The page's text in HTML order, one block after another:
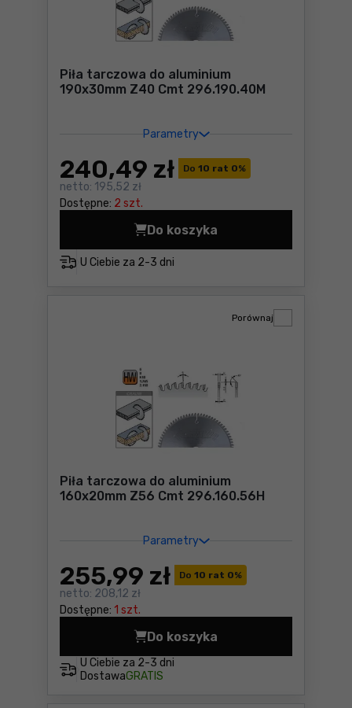
Piła tarczowa do aluminium
190x30mm Z40 Cmt 296.190.40M
Parametry
Do 10 rat 0%
240,49 zł
netto: 195,52 zł
Dostępne: 2 szt.
U Ciebie za 2-3 dni
Do koszyka
Piła tarczowa do
Piła tarczowa do aluminium
160x20mm Z56 Cmt 296.160.56H
Parametry
Do 10 rat 0%
255,99 zł
netto: 208,12 zł
Dostępne: 1 szt.
Porównaj
U Ciebie za 2-3 dni
DostawaGRATIS
Do koszyka
Piła tarczowa do